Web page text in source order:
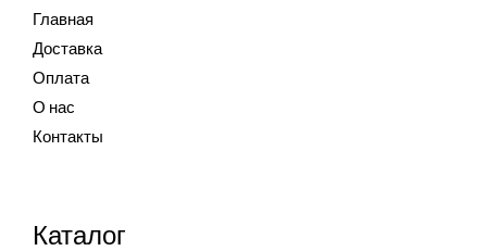
Главная
Доставка
Оплата
О нас
Контакты
Каталог